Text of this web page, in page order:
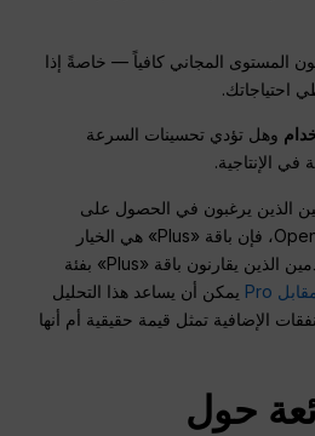
المستوى المجاني كافياً — خاصةً إذا
احتياجاتك.
وهل تؤدي تحسينات السرعة
الإنتاجية.
الذين يرغبون في الحصول على
اشتراك رسمي واحد في OpenAI، فإن باقة «Plus» هي الخيار
الأفضل. أما بالنسبة للمستخدمين الذين يقارنون باقة «Plus» بفئة
يمكن أن يساعد هذا التحليل
الإضافية تمثل قيمة حقيقية أم أنها
حول